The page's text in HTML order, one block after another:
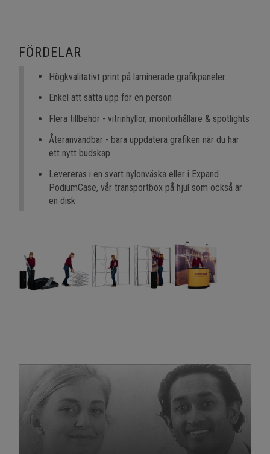
FÖRDELAR
Högkvalitativt print på laminerade grafikpaneler
Enkel att sätta upp för en person
Flera tillbehör - vitrinhyllor, monitorhållare & spotlights
Återanvändbar - bara uppdatera grafiken när du har
ett nytt budskap
Levereras i en svart nylonväska eller i Expand
PodiumCase, vår transportbox på hjul som också är
en disk